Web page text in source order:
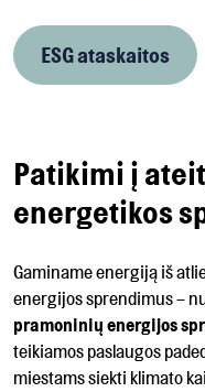
ESG ataskaitos
Patikimi į
energetikos
Gaminame energiją iš
energijos sprendimus –
pramoninių energijos
teikiamos paslaugos
miestams siekti klimato